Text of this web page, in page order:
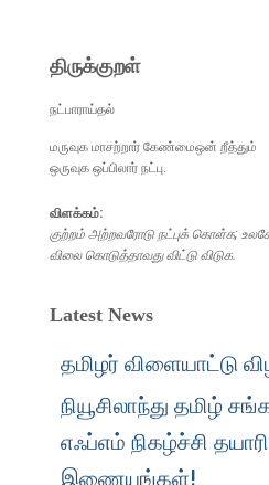
திருக்குறள்
நட்பாராய்தல்
மருவுக மாசற்றார் கேண்மைஒன் றீத்தும்
ஒருவுக ஒப்பிலார் நட்பு.
விளக்கம்:
குற்றம் அற்றவரோடு நட்புக் கொள்க;
விலை கொடுத்தாவது விட்டு விடுக.
Latest News
தமிழர் விளையாட்டு
நியூசிலாந்து தமிழ்
எஃப்எம் நிகழ்ச்சி
இணையுங்கள்!